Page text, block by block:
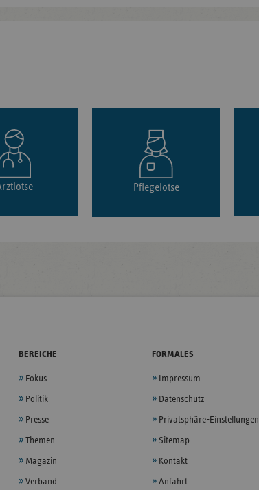
Pflegelotse
BEREICHE
Fokus
Politik
Presse
Themen
Magazin
Verband
FORMALES
Impressum
Datenschutz
Privatsphäre-Einstellungen
Sitemap
Kontakt
Anfahrt